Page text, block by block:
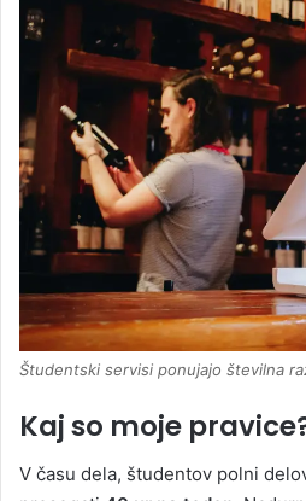
Študentski servisi ponujajo številna
Kaj so moje
V času dela, študentov polni